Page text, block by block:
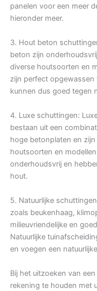
panelen voor een meer
hieronder meer.
3. Hout beton
beton zijn
diverse houtsoorten en
zijn perfect opgewassen
kunnen dus goed tegen
4. Luxe schuttingen:
bestaan uit een
hoge betonplaten en
houtsoorten en
onderhoudsvrij en
hout.
5. Natuurlijke
zoals beukenhaag,
milieuvriendelijke en
Natuurlijke
en voegen een
Bij het uitzoeken van
rekening te houden met